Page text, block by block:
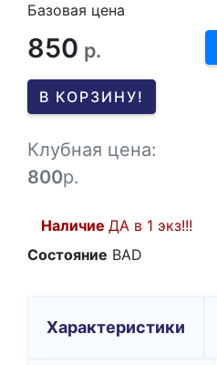
Базовая цена
850 р.
В КОРЗИНУ!
Клубная цена:
800р.
Наличие ДА в 1 экз!!!
Состояние BAD
Характеристики